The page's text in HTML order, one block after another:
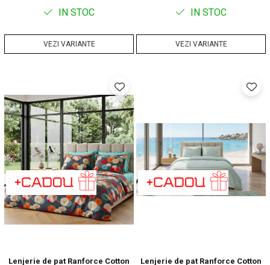
IN STOC
VEZI VARIANTE
IN STOC
VEZI VARIANTE
Lenjerie de pat Ranforce Cotton
Lenjerie de pat Ranforce Cotton